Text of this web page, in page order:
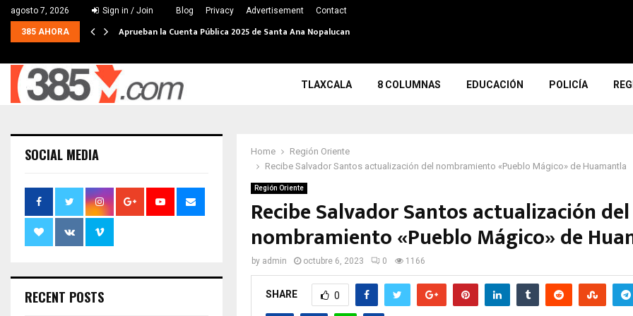
agosto 7, 2026 Sign in / Join Blog Privacy Advertisement Contact
385 AHORA Aprueban la Cuenta Pública 2025 de Santa Ana Nopalucan
TLAXCALA 8 COLUMNAS EDUCACIÓN POLICÍA
Home
Región Oriente
Recibe Salvador Santos actualización del nombramiento «Pueblo Mágico» de Huamantla
Región Oriente
Recibe Salvador Santos actualización del
nombramiento «Pueblo Mágico» de
by admin octubre 6, 2023 0 1166
SHARE 0
SOCIAL MEDIA
RECENT POSTS